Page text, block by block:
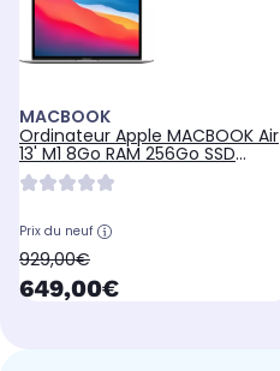
MACBOOK
Ordinateur Apple MACBOOK Air
13' M1 8Go RAM 256Go SSD
Argent
Prix du neuf
oldPrice
929,00€
currentPrice
649,00€